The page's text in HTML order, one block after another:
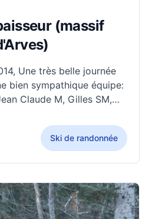
(massif
bien sympathique équipe:
Claude M, Gilles SM,
des Aiguilles d’Arves.
chaussage à 8h15
Ski de randonnée